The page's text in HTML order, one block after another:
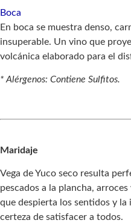
Boca
En boca se muestra denso,
insuperable. Un vino que
volcánica elaborado para el
* Alérgenos: Contiene Sulfitos.
Maridaje
Vega de Yuco seco resulta
pescados a la plancha,
que despierta los sentidos y
certeza de satisfacer a todos.